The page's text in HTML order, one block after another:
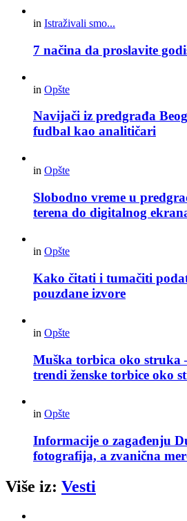
in Istraživali smo...
7 načina da proslavite
in Opšte
Navijači iz predgrađa
fudbal kao analitičari
in Opšte
Slobodno vreme u
terena do digitalnog
in Opšte
Kako čitati i tumačiti
pouzdane izvore
in Opšte
Muška torbica oko struka
trendi ženske torbice oko
in Opšte
Informacije o zagađenju
fotografija, a zvanična
Više iz: Vesti